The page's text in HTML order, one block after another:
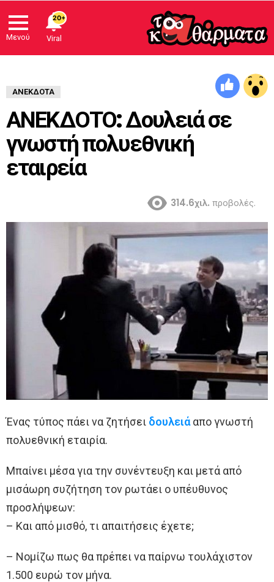
Μενού
ΑΝΈΚΔΟΤΑ
ΑΝΕΚΔΟΤΟ: Δουλειά σε
γνωστή πολυεθνική
εταιρεία
314.6χιλ. προβολές.
Ένας τύπος πάει να ζητήσει δουλειάαπο γνωστή
πολυεθνική εταιρία.
Μπαίνει μέσα για την συνέντευξη και μετά από
μισάωρη συζήτηση τον ρωτάει ο υπέυθυνος
προσλήψεων:
– Και από μισθό, τι απαιτήσεις έχετε;
– Νομίζω πως θα πρέπει να παίρνω τουλάχιστον
1.500 ευρώ τον μήνα.
20+
Viral